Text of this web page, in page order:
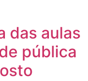
das aulas
pública